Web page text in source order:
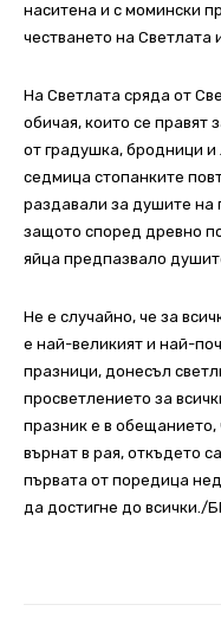
наситена и с момински
честването на Светлата
На Светлата сряда от
обичая, които се
от градушка, бродници
седмица стопанките
раздавали за душите на
защото според древно
яйца предпазвало
Не е случайно, че за
е най-великият и най-
празници, донесъл
просветлението за
празник е в обещанието,
върнат в рая, откъдето
първата от поредица
да достигне до всички./